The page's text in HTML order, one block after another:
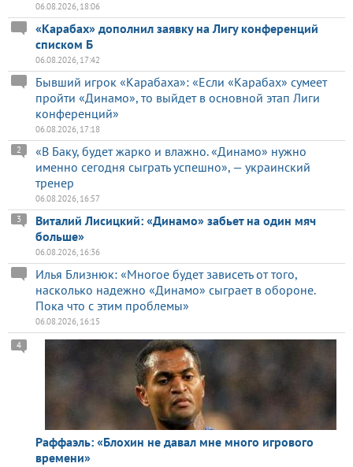
06.08.2026, 18:06
«Карабах» дополнил заявку на Лигу конференций
списком Б
06.08.2026, 17:42
Бывший игрок «Карабаха»: «Если «Карабах» сумеет
пройти «Динамо», то выйдет в основной этап Лиги
конференций»
06.08.2026, 17:18
«В Баку, будет жарко и влажно. «Динамо» нужно
именно сегодня сыграть успешно», — украинский
тренер
2
06.08.2026, 16:57
Виталий Лисицкий: «Динамо» забьет на один мяч
больше»
3
06.08.2026, 16:36
Илья Близнюк: «Многое будет зависеть от того,
насколько надежно «Динамо» сыграет в обороне.
Пока что с этим проблемы»
06.08.2026, 16:15
Раффаэль: «Блохин не давал мне много игрового
времени»
4